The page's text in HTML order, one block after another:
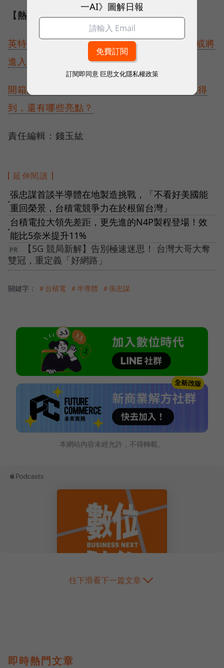
【熱門焦點】
英特爾IDM 2.0進度大公開！基辛格：十年內或將
進入超級摩爾定律時期
開箱誠品內湖社區店！蔬菜、雞蛋到新書都買得
到，還有哪些亮點？
責任編輯：錢玉紘
延伸閱讀
●
張忠謀首談半導體在地製造挑戰，「不看好美國能
重回榮景，台積電競爭力在於根留台灣」
●
台積電拉大領先差距，更先進的N4P製程登場！效
能比5奈米提升11%
【5G 競局新解】告別極速迷思！ 台灣大哥大奪
雙冠，重定義「好網路」
關鍵字： ＃台積電 ＃半導體 ＃張忠謀
本網站內容未經允許，不得轉載。
往下滑看下一篇文章
即時熱門文章
一AI》圖解日報
訂閱即同意 巨思文化隱私權政策